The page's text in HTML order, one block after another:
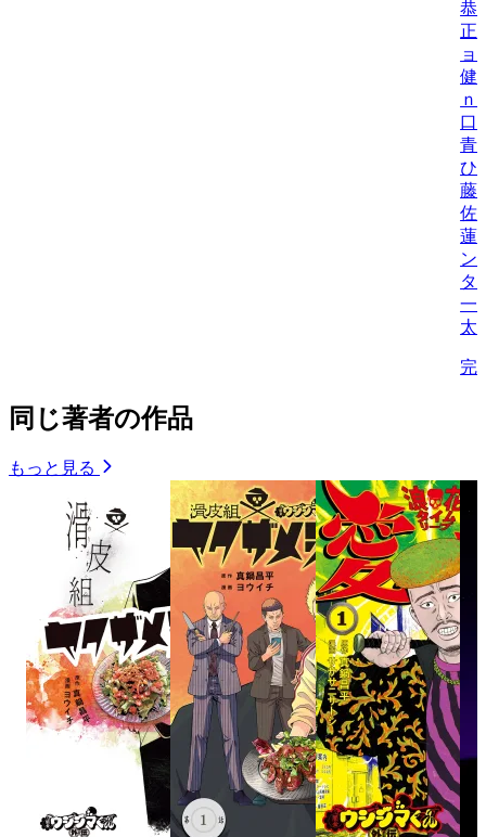
恭/
正
ョ
健
ｎ
口
青
ひ
藤
佐
蓮
ン
タ
一/
太
完
同じ著者の作品
もっと見る